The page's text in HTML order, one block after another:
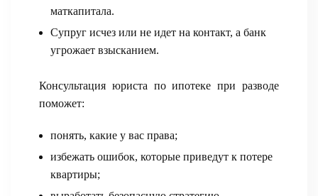
маткапитала.
Супруг исчез или не идет на контакт, а банк
угрожает взысканием.
Консультация юриста по ипотеке при разводе
поможет:
понять, какие у вас права;
избежать ошибок, которые приведут к потере
квартиры;